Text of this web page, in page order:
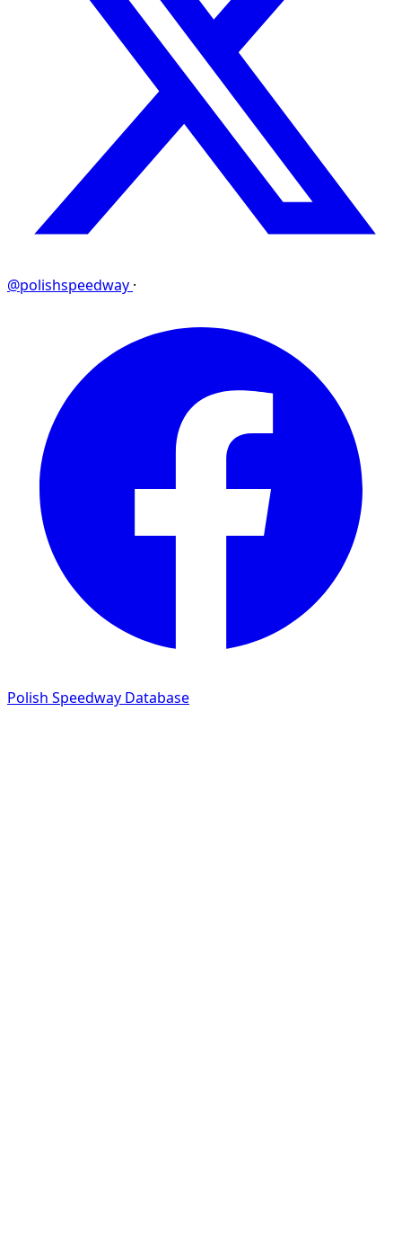
@polishspeedway ·
Polish Speedway Database